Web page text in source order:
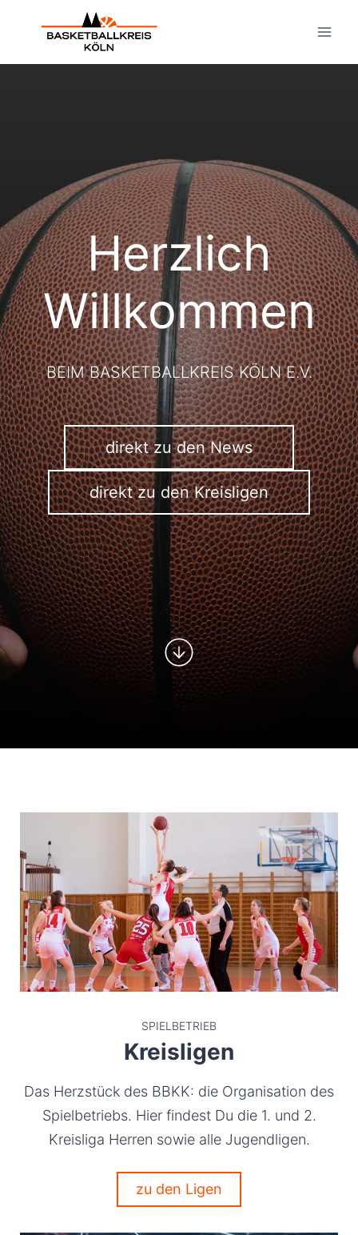
Herzlich
Willkommen
BEIM BASKETBALLKREIS KÖLN E.V.
direkt zu den News
direkt zu den Kreisligen
SPIELBETRIEB
Kreisligen
Das Herzstück des BBKK: die Organisation des
Spielbetriebs. Hier findest Du die 1. und 2.
Kreisliga Herren sowie alle Jugendligen.
zu den Ligen